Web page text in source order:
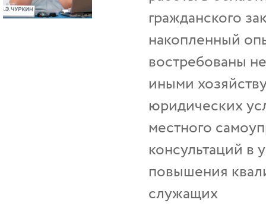
гражданского
накопленный
востребованы
иными
юридических
местного
консультаций в
повышения
служащих